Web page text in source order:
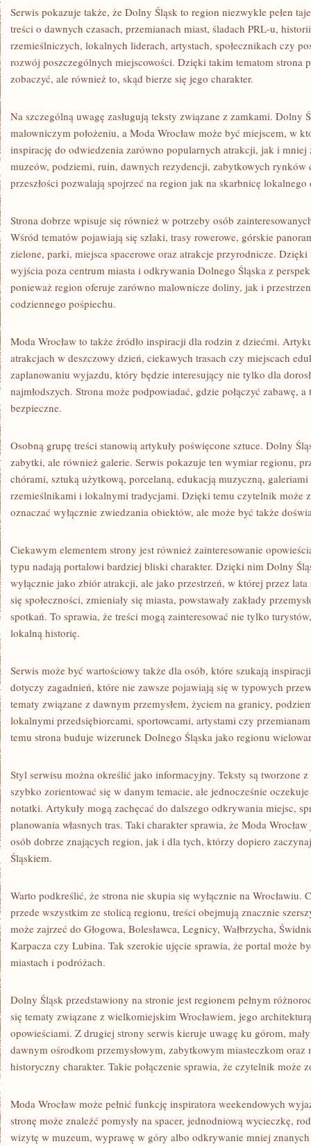
Serwis pokazuje także, że Dolny Śląsk to region niezwykle pełen
treści o dawnych czasach, przemianach miast, śladach PRL-u,
rzemieślniczych, lokalnych liderach, artystach, społecznikach czy
rozwój poszczególnych miejscowości. Dzięki takim tematom strona
zobaczyć, ale również to, skąd bierze się jego charakter.
Na szczególną uwagę zasługują teksty związane z zamkami. Dolny
malowniczym położeniu, a Moda Wrocław może być miejscem, w
inspirację do odwiedzenia zarówno popularnych atrakcji, jak i
muzeów, podziemi, ruin, dawnych rezydencji, zabytkowych rynków
przeszłości pozwalają spojrzeć na region jak na skarbnicę
Strona dobrze wpisuje się również w potrzeby osób
Wśród tematów pojawiają się szlaki, trasy rowerowe, górskie
zielone, parki, miejsca spacerowe oraz atrakcje przyrodnicze.
wyjścia poza centrum miasta i odkrywania Dolnego Śląska z
ponieważ region oferuje zarówno malownicze doliny, jak i
codziennego pośpiechu.
Moda Wrocław to także źródło inspiracji dla rodzin z dziećmi.
atrakcjach w deszczowy dzień, ciekawych trasach czy miejscach
zaplanowaniu wyjazdu, który będzie interesujący nie tylko dla
najmłodszych. Strona może podpowiadać, gdzie połączyć zabawę,
bezpieczne.
Osobną grupę treści stanowią artykuły poświęcone sztuce. Dolny
zabytki, ale również galerie. Serwis pokazuje ten wymiar regionu,
chórami, sztuką użytkową, porcelaną, edukacją muzyczną,
rzemieślnikami i lokalnymi tradycjami. Dzięki temu czytelnik może
oznaczać wyłącznie zwiedzania obiektów, ale może być także
Ciekawym elementem strony jest również zainteresowanie
typu nadają portalowi bardziej bliski charakter. Dzięki nim Dolny
wyłącznie jako zbiór atrakcji, ale jako przestrzeń, w której przez
się społeczności, zmieniały się miasta, powstawały zakłady
spotkań. To sprawia, że treści mogą zainteresować nie tylko
lokalną historię.
Serwis może być wartościowy także dla osób, które szukają
dotyczy zagadnień, które nie zawsze pojawiają się w typowych
tematy związane z dawnym przemysłem, życiem na granicy,
lokalnymi przedsiębiorcami, sportowcami, artystami czy
temu strona buduje wizerunek Dolnego Śląska jako regionu
Styl serwisu można określić jako informacyjny. Teksty są tworzone
szybko zorientować się w danym temacie, ale jednocześnie
notatki. Artykuły mogą zachęcać do dalszego odkrywania miejsc,
planowania własnych tras. Taki charakter sprawia, że Moda
osób dobrze znających region, jak i dla tych, którzy dopiero
Śląskiem.
Warto podkreślić, że strona nie skupia się wyłącznie na Wrocławiu.
przede wszystkim ze stolicą regionu, treści obejmują znacznie
może zajrzeć do Głogowa, Bolesławca, Legnicy, Wałbrzycha,
Karpacza czy Lubina. Tak szerokie ujęcie sprawia, że portal może
miastach i podróżach.
Dolny Śląsk przedstawiony na stronie jest regionem pełnym
się tematy związane z wielkomiejskim Wrocławiem, jego
opowieściami. Z drugiej strony serwis kieruje uwagę ku górom,
dawnym ośrodkom przemysłowym, zabytkowym miasteczkom oraz
historyczny charakter. Takie połączenie sprawia, że czytelnik może
Moda Wrocław może pełnić funkcję inspiratora weekendowych
stronę może znaleźć pomysły na spacer, jednodniową wycieczkę,
wizytę w muzeum, wyprawę w góry albo odkrywanie mniej